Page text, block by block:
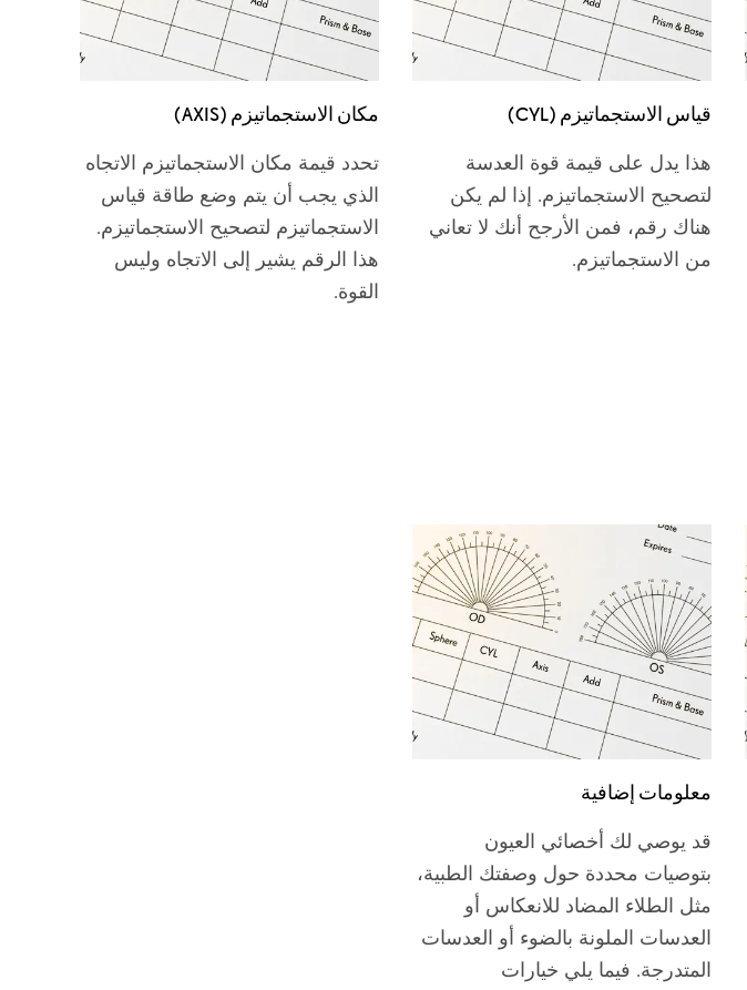
قياس الاستجماتيزم (CYL)
هذا يدل على قيمة قوة العدسة
لتصحيح الاستجماتيزم. إذا لم يكن
هناك رقم، فمن الأرجح أنك لا تعاني
من الاستجماتيزم.
مكان الاستجماتيزم (AXIS)
تحدد قيمة مكان الاستجماتيزم الاتجاه
الذي يجب أن يتم وضع طاقة قياس
الاستجماتيزم لتصحيح الاستجماتيزم.
هذا الرقم يشير إلى الاتجاه وليس
القوة.
معلومات إضافية
قد يوصي لك أخصائي العيون
بتوصيات محددة حول وصفتك الطبية،
مثل الطلاء المضاد للانعكاس أو
العدسات الملونة بالضوء أو العدسات
المتدرجة. فيما يلي خيارات